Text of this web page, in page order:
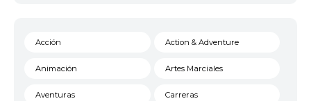
Acción Action & Adventure
Animación Artes Marciales
Aventuras Carreras